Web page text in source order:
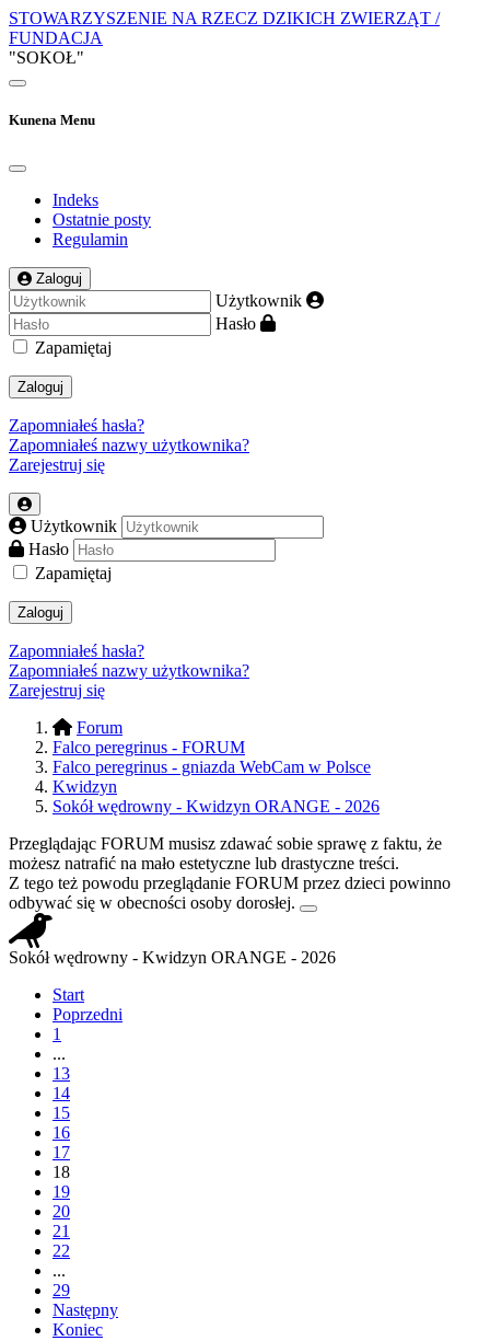
STOWARZYSZENIE NA RZECZ DZIKICH ZWIERZĄT /
FUNDACJA
"SOKOŁ"
Kunena Menu
Indeks
Ostatnie posty
Regulamin
Zaloguj
Użytkownik
Hasło
Zapamiętaj
Zaloguj
Zapomniałeś hasła?
Zapomniałeś nazwy użytkownika?
Zarejestruj się
Użytkownik
Hasło
Zapamiętaj
Zaloguj
Zapomniałeś hasła?
Zapomniałeś nazwy użytkownika?
Zarejestruj się
Forum
Falco peregrinus - FORUM
Falco peregrinus - gniazda WebCam w Polsce
Kwidzyn
Sokół wędrowny - Kwidzyn ORANGE - 2026
Przeglądając FORUM musisz zdawać sobie sprawę z faktu, że
możesz natrafić na mało estetyczne lub drastyczne treści.
Z tego też powodu przeglądanie FORUM przez dzieci powinno
odbywać się w obecności osoby dorosłej.
Sokół wędrowny - Kwidzyn ORANGE - 2026
Start
Poprzedni
1
...
13
14
15
16
17
18
19
20
21
22
...
29
Następny
Koniec